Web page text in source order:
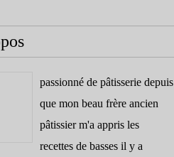
passionné de pâtisserie depuis
que mon beau frère ancien
pâtissier m'a appris les
recettes de basses il y a